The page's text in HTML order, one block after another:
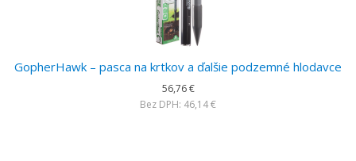
GopherHawk – pasca na krtkov a ďalšie podzemné hlodavce
56,76 €
Bez DPH: 46,14 €